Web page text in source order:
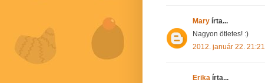
Mary írta...
Nagyon ötletes! :)
2012. január 22. 21:21
Erika írta...